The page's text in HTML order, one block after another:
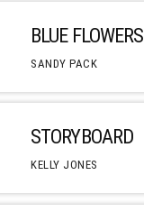
BLUE FLOWERS
SANDY PACK
STORYBOARD
KELLY JONES